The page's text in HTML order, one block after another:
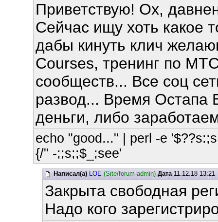
Приветствую! Ох,
Сейчас ищу хоть какое
дабы кинуть клич
Courses, тренинг по
сообществ... Все соц
развод... Время Остапа
деньги, либо
echo "good..." | perl -e
{/" -;;s;;$_;see'
Написал(а) LOE (Site/forum admin) Дата11.12.18 13:21
Закрыта свободная
Надо кого